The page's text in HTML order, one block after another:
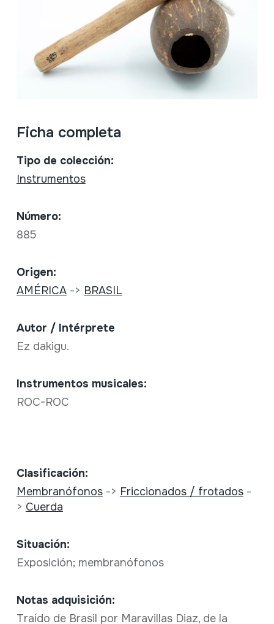
Ficha completa
Tipo de colección:
Instrumentos
Número:
885
Origen:
AMÉRICA-> BRASIL
Autor / Intérprete
Ez dakigu.
Instrumentos musicales:
ROC-ROC
Clasificación:
Membranófonos-> Friccionados / frotados-
> Cuerda
Situación:
Exposición; membranófonos
Notas adquisición:
Traído de Brasil por Maravillas Diaz, de la